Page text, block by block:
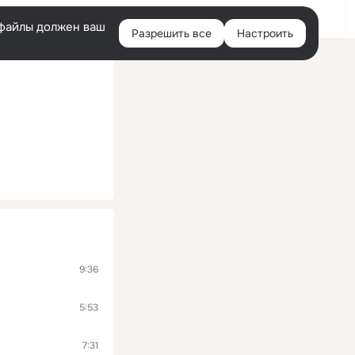
Войти
должен ваш
Разрешить все Настроить
9:36
5:53
7:31